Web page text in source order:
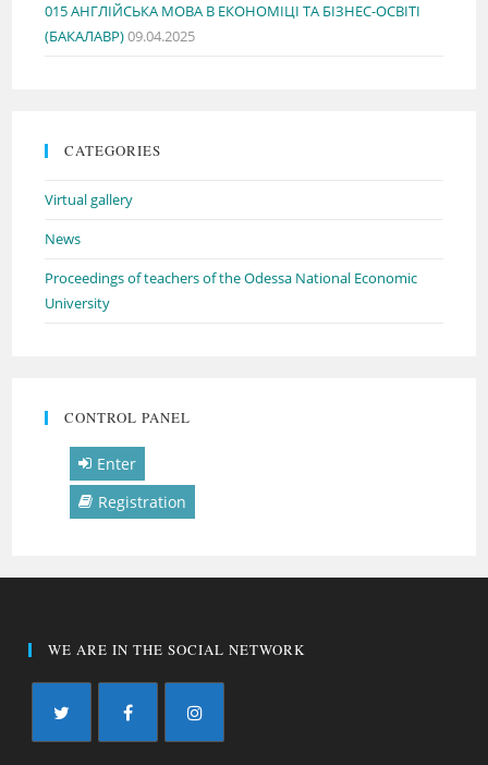
015 АНГЛІЙСЬКА МОВА В ЕКОНОМІЦІ ТА БІЗНЕС-ОСВІТІ
(БАКАЛАВР)09.04.2025
CATEGORIES
Virtual gallery
News
Proceedings of teachers of the Odessa National Economic
University
CONTROL PANEL
Enter
Registration
WE ARE IN THE SOCIAL NETWORK